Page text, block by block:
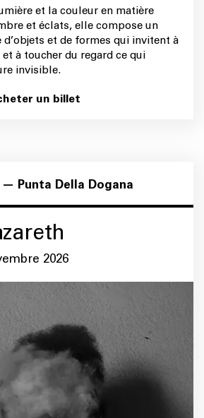
et la couleur en matière
et éclats, elle compose un
d’objets et de formes qui invitent à
à toucher du regard ce qui
invisible.
un billet
— Punta Della Dogana
2026